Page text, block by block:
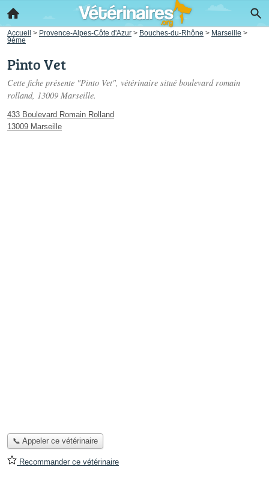
Accueil > Provence-Alpes-Côte d'Azur > Bouches-du-Rhône > Marseille >
9ème
Pinto Vet
Cette fiche présente "Pinto Vet", vétérinaire situé boulevard romain
rolland, 13009 Marseille.
433 Boulevard Romain Rolland
13009 Marseille
📞 Appeler ce vétérinaire
Recommander ce vétérinaire